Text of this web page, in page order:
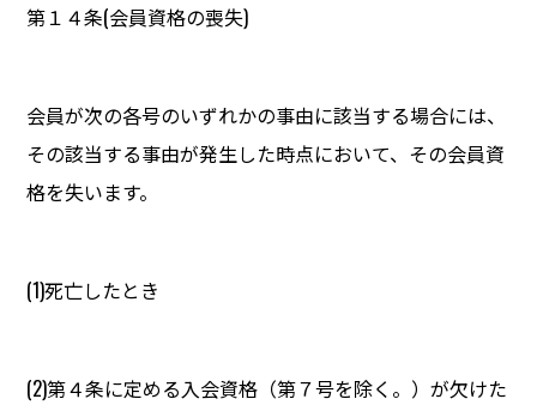
第１４条(会員資格の喪失)
会員が次の各号のいずれかの事由に該当する場合には、
その該当する事由が発生した時点において、その会員資
格を失います。
(1)死亡したとき
(2)第４条に定める入会資格（第７号を除く。）が欠けた